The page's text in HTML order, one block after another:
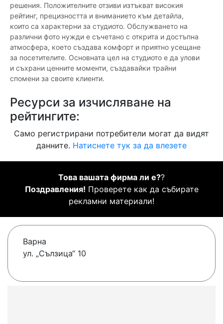
решения. Положителните отзиви изтъкват високия
рейтинг, прецизността и вниманието към детайла,
които са характерни за студиото. Обслужването на
различни фото нужди е съчетано с открита и достъпна
атмосфера, което създава комфорт и приятно усещане
за посетителите. Основната цел на студиото е да улови
и съхрани ценните моменти, създавайки трайни
спомени за своите клиенти.
Ресурси за изчисляване на
рейтингите:
Само регистрирани потребители могат да видят
данните. Натиснете тук за да влезете
Това вашата фирма ли е??
Поздравления! Проверете как да събирате
рекламни материали!
Варна
ул. „Сълзица“ 10